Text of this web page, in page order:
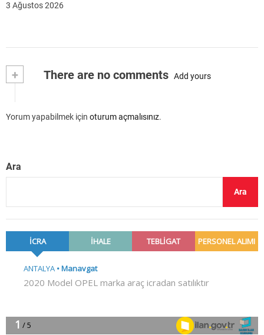
3 Ağustos 2026
+ There are no comments Add yours
Yorum yapabilmek için oturum açmalısınız.
Ara
Ara